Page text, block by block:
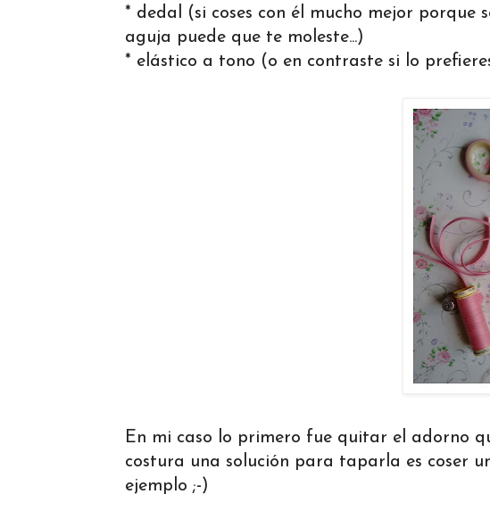
* dedal (si coses con él mucho mejor porque
aguja puede que te moleste...)
* elástico a tono (o en contraste si lo
En mi caso lo primero fue quitar el adorno
costura una solución para taparla es coser
ejemplo ;-)